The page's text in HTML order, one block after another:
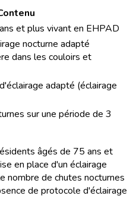
et plus vivant en EHPAD
nocturne adapté
dans les couloirs et
adapté (éclairage
sur une période de 3
âgés de 75 ans et
en place d'un éclairage
nombre de chutes nocturnes
de protocole d'éclairage